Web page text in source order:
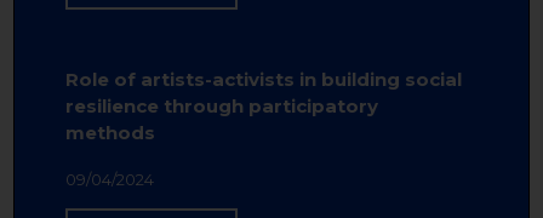
Role of artists-activists in building social
resilience through participatory
methods
09/04/2024